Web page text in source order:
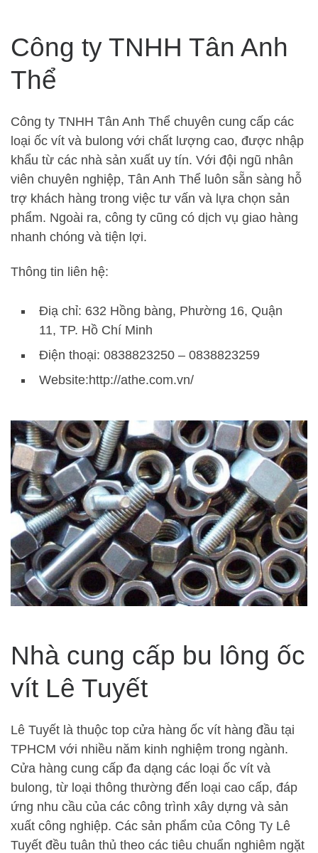
Công ty TNHH Tân Anh
Thể
Công ty TNHH Tân Anh Thể chuyên cung cấp các
loại ốc vít và bulong với chất lượng cao, được nhập
khẩu từ các nhà sản xuất uy tín. Với đội ngũ nhân
viên chuyên nghiệp, Tân Anh Thể luôn sẵn sàng hỗ
trợ khách hàng trong việc tư vấn và lựa chọn sản
phẩm. Ngoài ra, công ty cũng có dịch vụ giao hàng
nhanh chóng và tiện lợi.
Thông tin liên hệ:
Điạ chỉ: 632 Hồng bàng, Phường 16, Quận
11, TP. Hồ Chí Minh
Điện thoại: 0838823250 – 0838823259
Website:http://athe.com.vn/
Nhà cung cấp bu lông ốc
vít Lê Tuyết
Lê Tuyết là thuộc top cửa hàng ốc vít hàng đầu tại
TPHCM với nhiều năm kinh nghiệm trong ngành.
Cửa hàng cung cấp đa dạng các loại ốc vít và
bulong, từ loại thông thường đến loại cao cấp, đáp
ứng nhu cầu của các công trình xây dựng và sản
xuất công nghiệp. Các sản phẩm của Công Ty Lê
Tuyết đều tuân thủ theo các tiêu chuẩn nghiêm ngặt